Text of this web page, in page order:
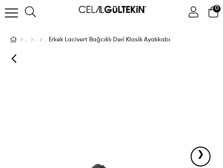
0
ÜYE GIRIŞI ÜYE OL Facebook İle Bağlan
Erkek Lacivert Bağcıklı Deri Klasik Ayakkabı
›